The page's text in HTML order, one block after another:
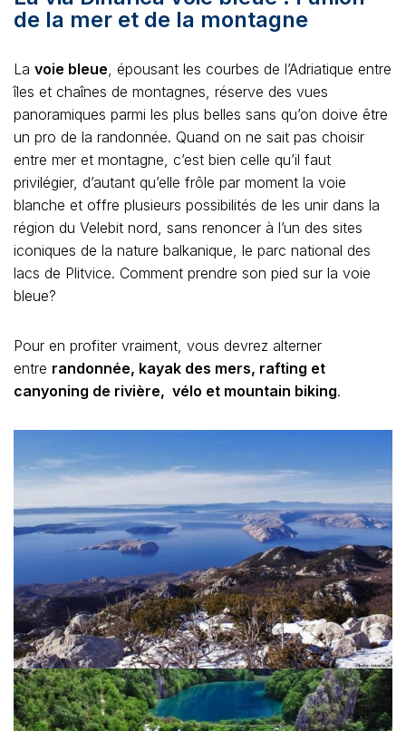
de la mer et de la montagne
La voie bleue, épousant les courbes de l’Adriatique entre
îles et chaînes de montagnes, réserve des vues
panoramiques parmi les plus belles sans qu’on doive être
un pro de la randonnée. Quand on ne sait pas choisir
entre mer et montagne, c’est bien celle qu’il faut
privilégier, d’autant qu’elle frôle par moment la voie
blanche et offre plusieurs possibilités de les unir dans la
région du Velebit nord, sans renoncer à l’un des sites
iconiques de la nature balkanique, le parc national des
lacs de Plitvice. Comment prendre son pied sur la voie
bleue?
Pour en profiter vraiment, vous devrez alterner
entre randonnée, kayak des mers, rafting et
canyoning de rivière, vélo et mountain biking.